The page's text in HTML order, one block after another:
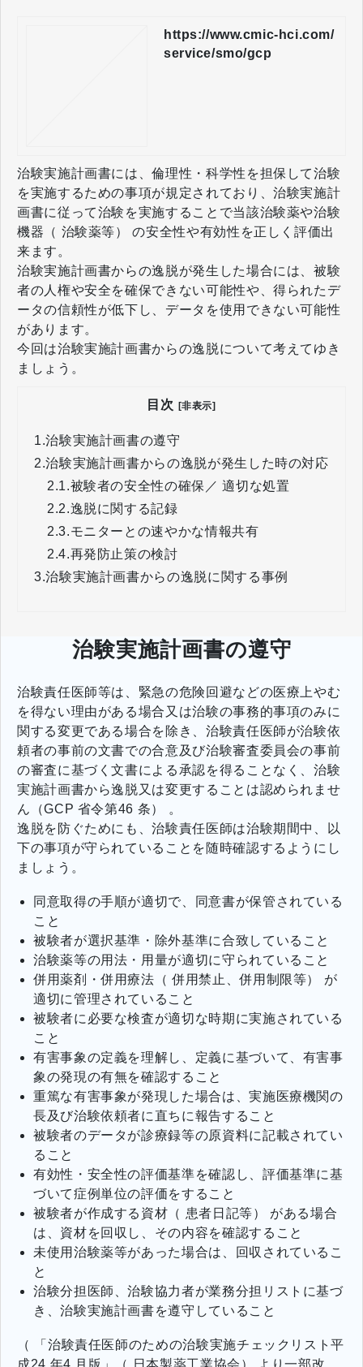
https://www.cmic-hci.com/
service/smo/gcp
治験実施計画書には、倫理性・科学性を担保して治験
を実施するための事項が規定されており、治験実施計
画書に従って治験を実施することで当該治験薬や治験
機器（ 治験薬等） の安全性や有効性を正しく評価出
来ます。
治験実施計画書からの逸脱が発生した場合には、被験
者の人権や安全を確保できない可能性や、得られたデ
ータの信頼性が低下し、データを使用できない可能性
があります。
今回は治験実施計画書からの逸脱について考えてゆき
ましょう。
目次 [非表示]
1.治験実施計画書の遵守
2.治験実施計画書からの逸脱が発生した時の対応
2.1.被験者の安全性の確保／ 適切な処置
2.2.逸脱に関する記録
2.3.モニターとの速やかな情報共有
2.4.再発防止策の検討
3.治験実施計画書からの逸脱に関する事例
治験実施計画書の遵守
治験責任医師等は、緊急の危険回避などの医療上やむ
を得ない理由がある場合又は治験の事務的事項のみに
関する変更である場合を除き、治験責任医師が治験依
頼者の事前の文書での合意及び治験審査委員会の事前
の審査に基づく文書による承認を得ることなく、治験
実施計画書から逸脱又は変更することは認められませ
ん（GCP 省令第46 条） 。
逸脱を防ぐためにも、治験責任医師は治験期間中、以
下の事項が守られていることを随時確認するようにし
ましょう。
同意取得の手順が適切で、同意書が保管されている
こと
被験者が選択基準・除外基準に合致していること
治験薬等の用法・用量が適切に守られていること
併用薬剤・併用療法（ 併用禁止、併用制限等） が
適切に管理されていること
被験者に必要な検査が適切な時期に実施されている
こと
有害事象の定義を理解し、定義に基づいて、有害事
象の発現の有無を確認すること
重篤な有害事象が発現した場合は、実施医療機関の
長及び治験依頼者に直ちに報告すること
被験者のデータが診療録等の原資料に記載されてい
ること
有効性・安全性の評価基準を確認し、評価基準に基
づいて症例単位の評価をすること
被験者が作成する資材（ 患者日記等） がある場合
は、資材を回収し、その内容を確認すること
未使用治験薬等があった場合は、回収されているこ
と
治験分担医師、治験協力者が業務分担リストに基づ
き、治験実施計画書を遵守していること
（ 「治験責任医師のための治験実施チェックリスト平
成24 年4 月版」（ 日本製薬工業協会） より一部改